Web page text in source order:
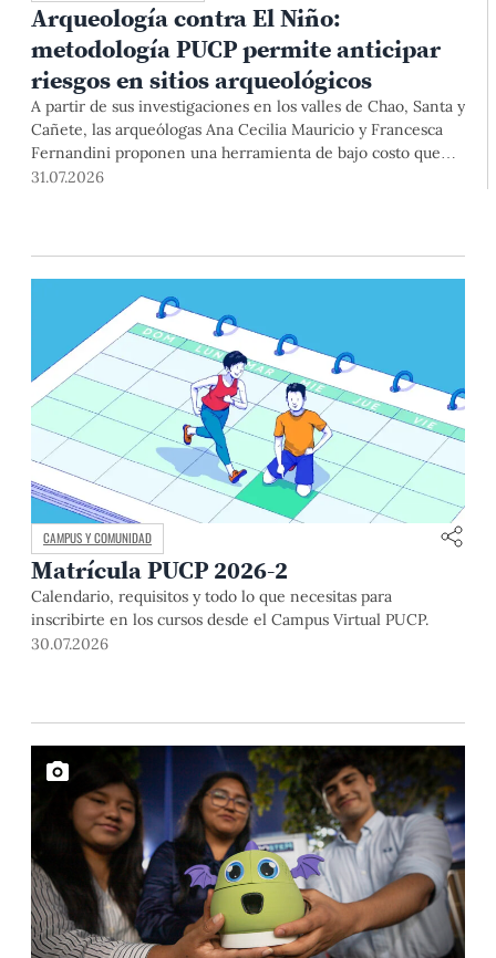
Arqueología contra El Niño:
metodología PUCP permite anticipar
riesgos en sitios arqueológicos
A partir de sus investigaciones en los valles de Chao, Santa y
Cañete, las arqueólogas Ana Cecilia Mauricio y Francesca
Fernandini proponen una herramienta de bajo costo que
combina datos abiertos, mapas, sistemas de información
31.07.2026
CAMPUS Y COMUNIDAD
Matrícula PUCP 2026-2
Calendario, requisitos y todo lo que necesitas para
inscribirte en los cursos desde el Campus Virtual PUCP.
30.07.2026